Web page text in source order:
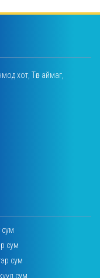
хот, Төв аймаг,
сум
сум
сум
сум